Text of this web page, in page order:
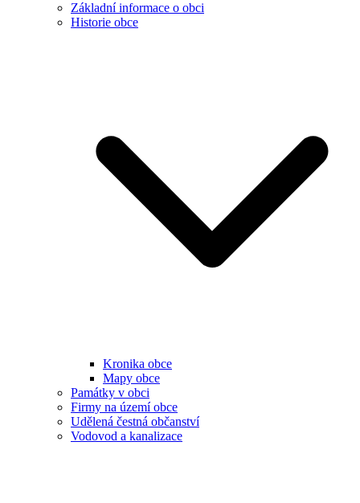
Základní informace o obci
Historie obce
Kronika obce
Mapy obce
Památky v obci
Firmy na území obce
Udělená čestná občanství
Vodovod a kanalizace